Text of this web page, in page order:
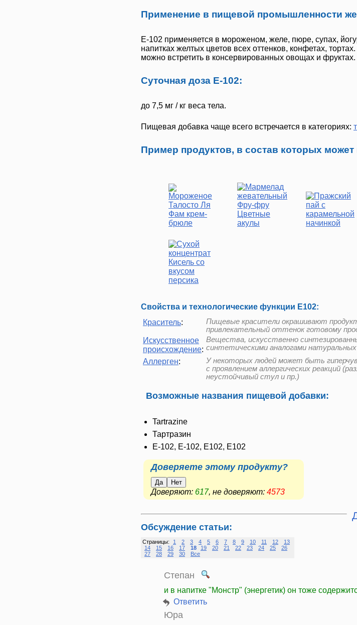
Применение в пищевой промышленности
Е-102 применяется в мороженом, желе, пюре, супах,
напитках желтых цветов всех оттенков, конфетах,
можно встретить в консервированных овощах и фруктах.
Суточная доза Е-102:
до 7,5 мг / кг веса тела.
Пищевая добавка чаще всего встречается в категориях:
Пример продуктов, в состав которых
Свойства и технологические функции Е102:
Краситель:
Пищевые красители окрашивают
привлекательный оттенок готовому
Искусственное
происхождение:
Вещества, искусственно
синтетическими аналогами
Аллерген:
У некоторых людей может быть
с проявлением аллергических реакций
неустойчивый стул и пр.)
Возможные названия пищевой добавки:
Tartrazine
Тартразин
E-102, Е-102, Е102, E102
Доверяете этому продукту?
Да Нет
Доверяют: 617, не доверяют: 4573
Обсуждение статьи:
Страницы: 1 2 3 4 5 6 7 8 9 10 11 12
13
14
15 16 17 18 19 20 21 22 23 24 25
26
27
28 29 30 Все
Степан
и в напитке "Монстр" (энергетик) он тоже
Ответить
Юра